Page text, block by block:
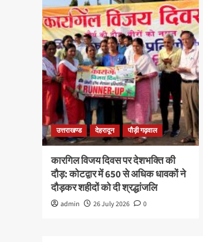
उत्तराखण्ड देहरादून पौड़ी गढ़वाल
कारगिल विजय दिवस पर देशभक्ति की
दौड़: कोटद्वार में 650 से अधिक धावकों ने
दौड़कर शहीदों को दी श्रद्धांजलि
admin 26 July 2026 0